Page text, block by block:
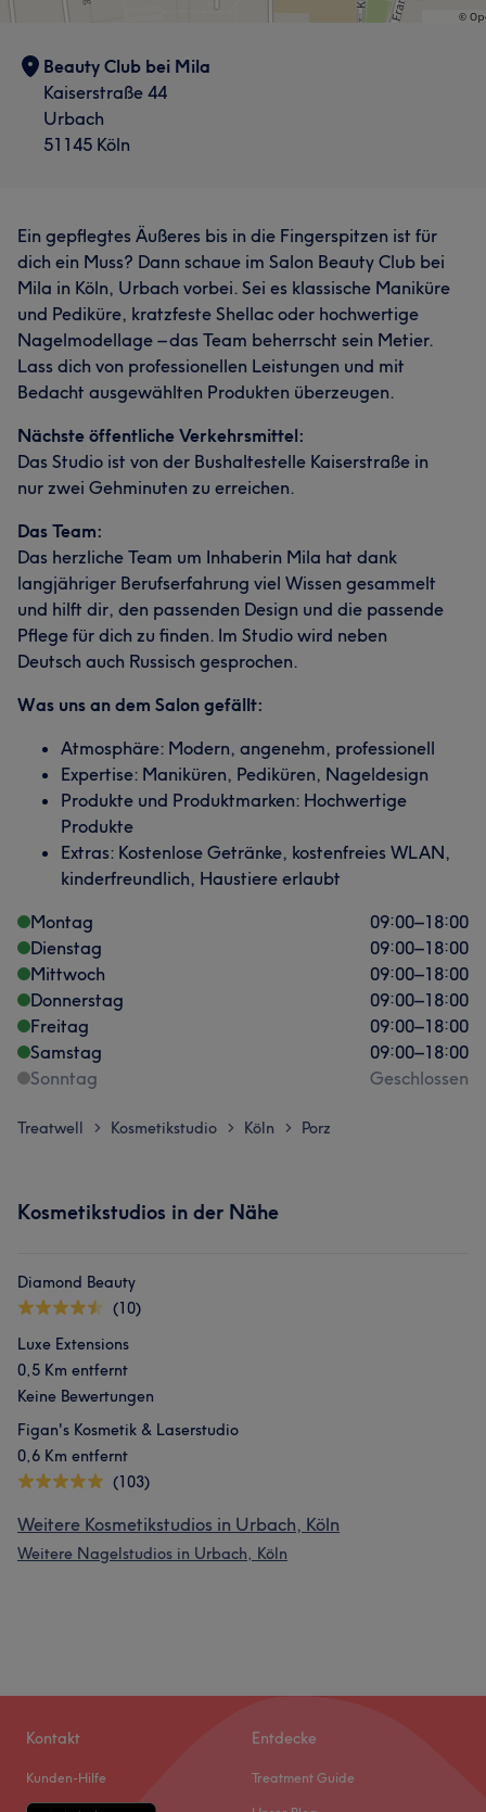
Beauty Club bei Mila
Kaiserstraße 44
Urbach
51145 Köln
Ein gepflegtes Äußeres bis in die Fingerspitzen ist für
dich ein Muss? Dann schaue im Salon Beauty Club bei
Mila in Köln, Urbach vorbei. Sei es klassische Maniküre
und Pediküre, kratzfeste Shellac oder hochwertige
Nagelmodellage – das Team beherrscht sein Metier.
Lass dich von professionellen Leistungen und mit
Bedacht ausgewählten Produkten überzeugen.
Nächste öffentliche Verkehrsmittel:
Das Studio ist von der Bushaltestelle Kaiserstraße in
nur zwei Gehminuten zu erreichen.
Das Team:
Das herzliche Team um Inhaberin Mila hat dank
langjähriger Berufserfahrung viel Wissen gesammelt
und hilft dir, den passenden Design und die passende
Pflege für dich zu finden. Im Studio wird neben
Deutsch auch Russisch gesprochen.
Was uns an dem Salon gefällt:
Atmosphäre: Modern, angenehm, professionell
Expertise: Maniküren, Pediküren, Nageldesign
Produkte und Produktmarken: Hochwertige
Produkte
Extras: Kostenlose Getränke, kostenfreies WLAN,
kinderfreundlich, Haustiere erlaubt
Montag
09:00–18:00
Dienstag
09:00–18:00
Mittwoch
09:00–18:00
Donnerstag
09:00–18:00
Freitag
09:00–18:00
Samstag
09:00–18:00
Sonntag
Geschlossen
Treatwell > Kosmetikstudio > Köln > Porz
Kosmetikstudios in der Nähe
Diamond Beauty
(10)
Luxe Extensions
0,5 Km entfernt
Keine Bewertungen
Figan's Kosmetik & Laserstudio
0,6 Km entfernt
(103)
Weitere Kosmetikstudios in Urbach, Köln
Weitere Nagelstudios in Urbach, Köln
Kontakt
Kunden-Hilfe
Entdecke
Treatment Guide